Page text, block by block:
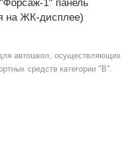
1" панель
на ЖК-дисплее)
автошкол, осуществляющих
средств категории "В".